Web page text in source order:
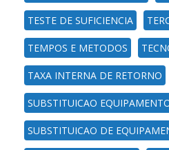
TESTE DE SUFICIENCIA
TEMPOS E METODOS
TAXA INTERNA DE RETORNO
SUBSTITUICAO
SUBSTITUICAO DE